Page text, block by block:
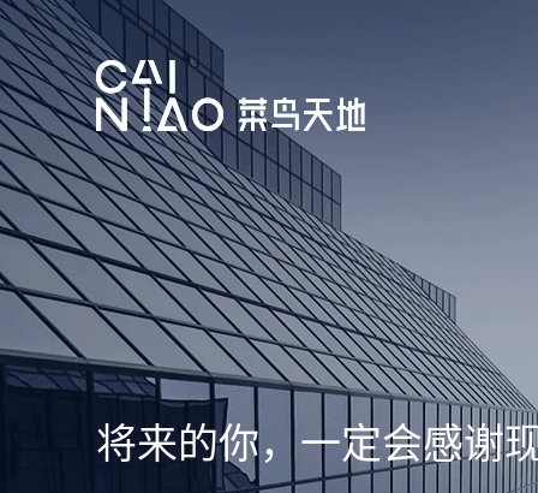
未来无论多远，我们在